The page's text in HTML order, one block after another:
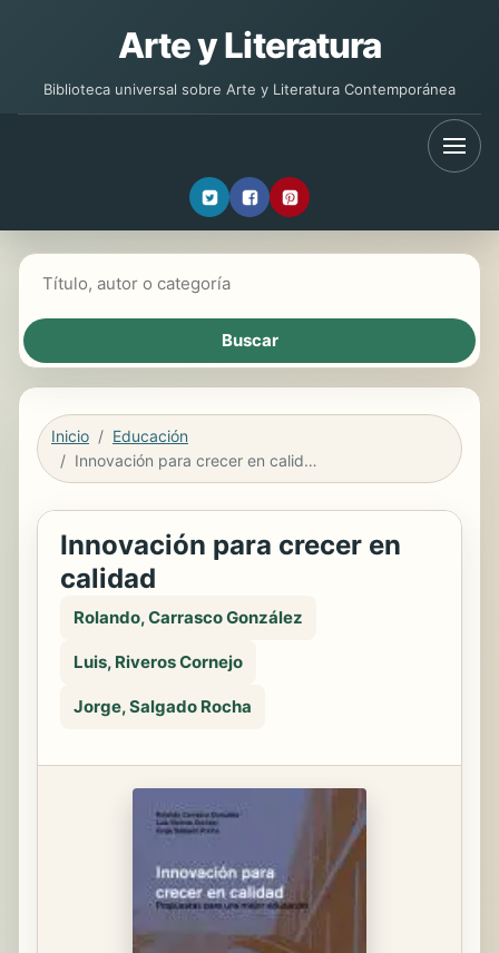
Arte y Literatura
Biblioteca universal sobre Arte y Literatura Contemporánea
Inicio
Educación
Innovación para crecer en calidad
Innovación para crecer en
calidad
Rolando, Carrasco González
Luis, Riveros Cornejo
Jorge, Salgado Rocha